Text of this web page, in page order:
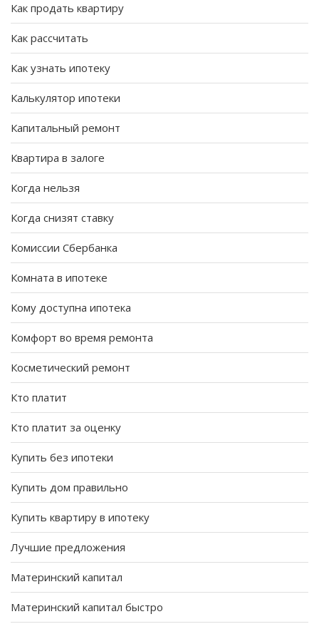
Как продать квартиру
Как рассчитать
Как узнать ипотеку
Калькулятор ипотеки
Капитальный ремонт
Квартира в залоге
Когда нельзя
Когда снизят ставку
Комиссии Сбербанка
Комната в ипотеке
Кому доступна ипотека
Комфорт во время ремонта
Косметический ремонт
Кто платит
Кто платит за оценку
Купить без ипотеки
Купить дом правильно
Купить квартиру в ипотеку
Лучшие предложения
Материнский капитал
Материнский капитал быстро